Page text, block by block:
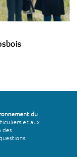
du
et aux
des